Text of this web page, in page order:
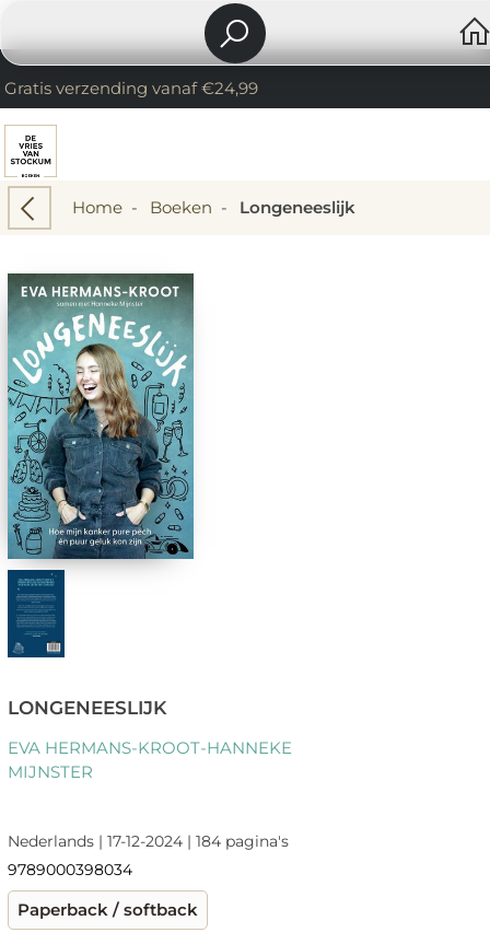
Gratis verzending vanaf €24,99
Home- Boeken - Longeneeslijk
LONGENEESLIJK
EVA HERMANS-KROOT-HANNEKE
MIJNSTER
Nederlands | 17-12-2024 | 184 pagina's
9789000398034
Paperback / softback